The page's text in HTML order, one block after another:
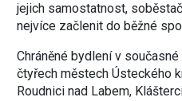
jejich samostatnost,
nejvíce začlenit do běžné
Chráněné bydlení v
čtyřech městech Ústeckého
Roudnici nad Labem,